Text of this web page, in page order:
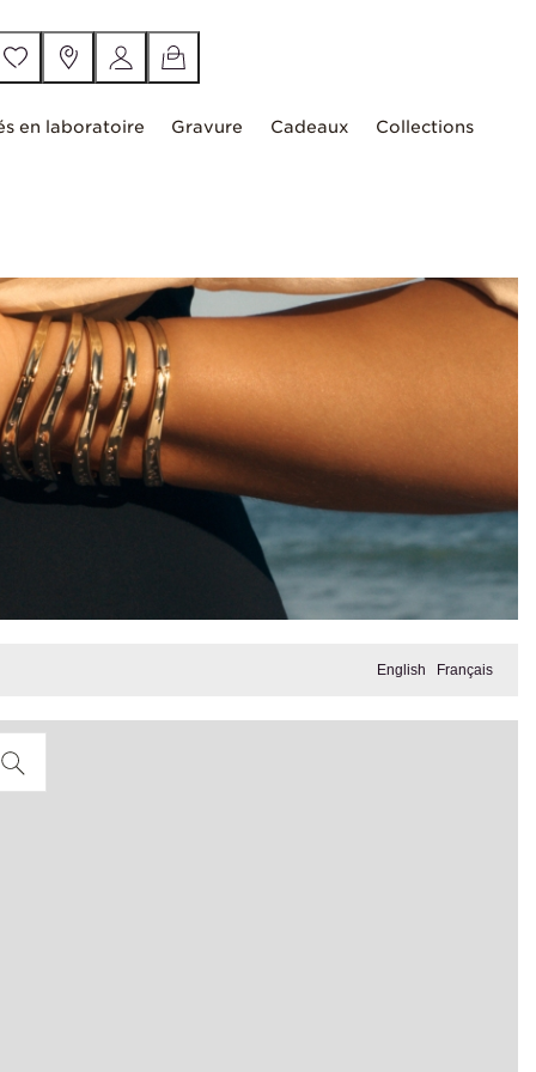
en laboratoire Gravure Cadeaux Collections
English Français